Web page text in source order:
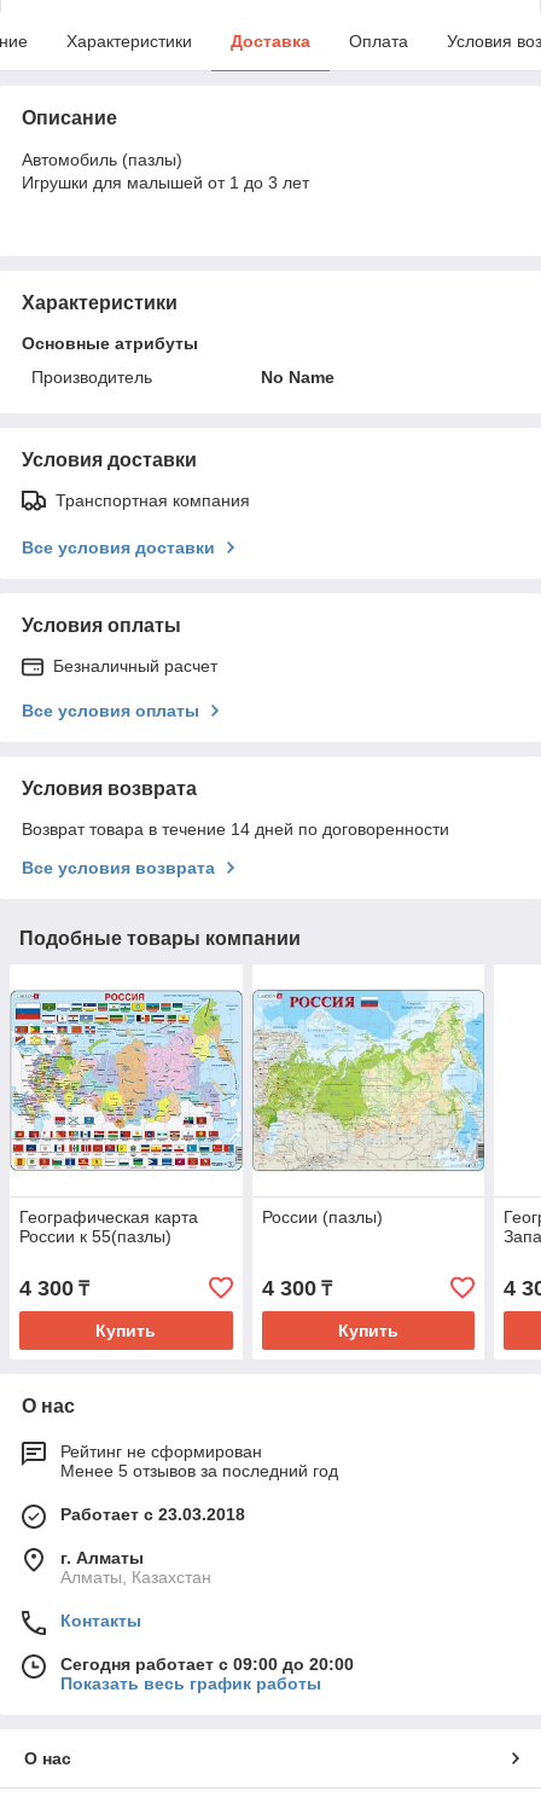
Характеристики Доставка Оплата Условия
Описание
Автомобиль (пазлы)
Игрушки для малышей от 1 до 3 лет
Характеристики
Основные атрибуты
Производитель
No Name
Условия доставки
Транспортная компания
Все условия доставки
Условия оплаты
Безналичный расчет
Все условия оплаты
Условия возврата
Возврат товара в течение 14 дней по договоренности
Все условия возврата
Подобные товары компании
Географическая карта
России к 55(пазлы)
4 300 ₸
Купить
России (пазлы)
4 300₸
Купить
4
О нас
Рейтинг не сформирован
Менее 5 отзывов за последний год
Работает с 23.03.2018
г. Алматы
Алматы, Казахстан
Контакты
Сегодня работает с 09:00 до 20:00
Показать весь график работы
О нас